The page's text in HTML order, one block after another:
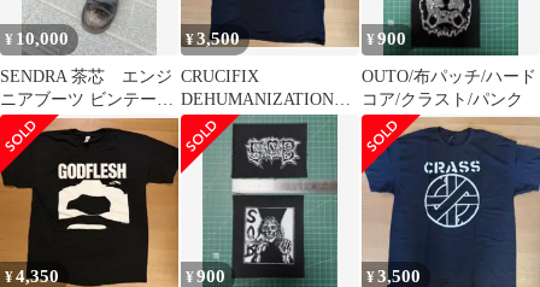
¥ 10,000
SENDRA 茶芯 エンジ
ニアブーツ ビンテー
ジ クラスト パンク
ス ボロ
¥3,500
CRUCIFIX
DEHUMANIZATION
80sハードコア/クラス
トコア
¥900
OUTO/布パッチ/ハード
コア/クラスト/パンク
¥4,350 ¥900 ¥3,500